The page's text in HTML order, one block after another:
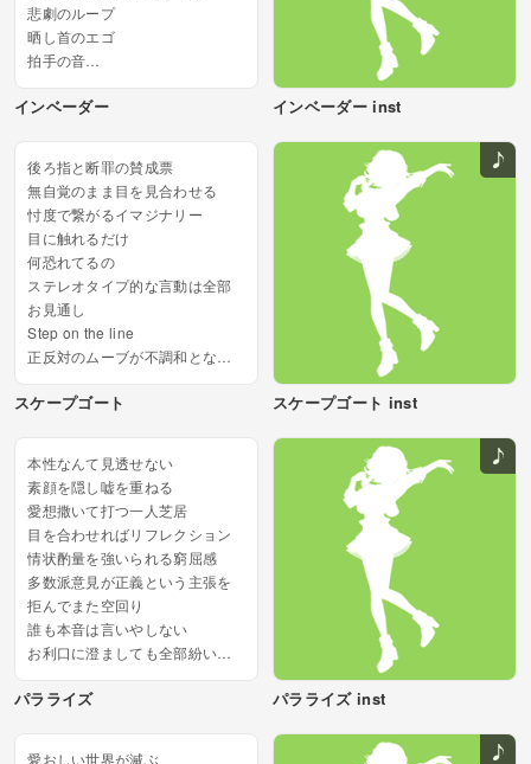
悲劇のループ
晒し首のエゴ
拍手の音
インベーダー インベーダー inst
後ろ指と断罪の賛成票
無自覚のまま目を見合わせる
忖度で繋がるイマジナリー
目に触れるだけ
何恐れてるの
ステレオタイプ的な言動は全部
お見通し
Step on the line
正反対のムーブが不調和となっ
冷め切った摩擦で鳴ったノイズ
スケープゴート スケープゴート inst
本性なんて見透せない
素顔を隠し嘘を重ねる
愛想撒いて打つ一人芝居
目を合わせればリフレクション
情状酌量を強いられる窮屈感
多数派意見が正義という主張を
拒んでまた空回り
誰も本音は言いやしない
お利口に澄ましても全部紛い物
繋ぐこの手からは抜け出せない...
パラライズ パラライズ inst
愛おしい世界が滅ぶ